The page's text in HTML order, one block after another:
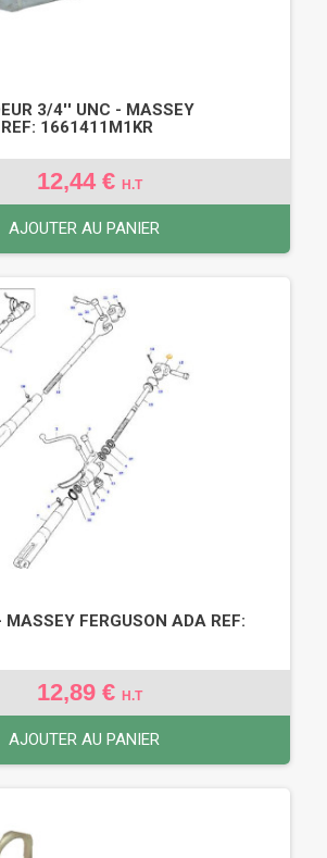
3/4'' UNC - MASSEY
1661411M1KR
12,44 € H.T
AJOUTER AU PANIER
MASSEY FERGUSON ADA REF:
12,89 € H.T
AJOUTER AU PANIER